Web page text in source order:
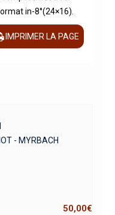
in-8°(24×16).
IMPRIMER LA PAGE
- MYRBACH
50,00€